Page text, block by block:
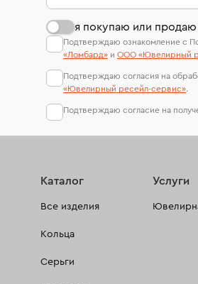
я покупаю или
Подтверждаю ознакомление с
«Ломбард» и ООО «Ювелирный
Подтверждаю согласия на
«Ювелирный ресейл-сервиc».
Подтверждаю согласие на
Каталог
Все изделия
Кольца
Серьги
Услуги